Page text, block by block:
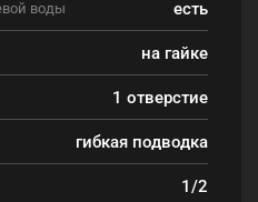
воды есть
на гайке
1 отверстие
гибкая подводка
1/2